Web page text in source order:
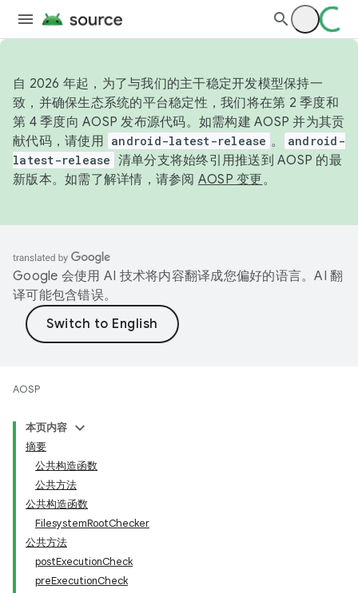
自 2026 年起，为了与我们的主干稳定开发模型保持一
致，并确保生态系统的平台稳定性，我们将在第 2 季度和
第 4 季度向 AOSP 发布源代码。如需构建 AOSP 并为其贡
献代码，请使用 android-latest-release 。
android-
latest-release 清单分支将始终引用推送到 AOSP 的最
新版本。如需了解详情，请参阅 AOSP 变更。
Google 会使用 AI 技术将内容翻译成您偏好的语言。AI 翻
译可能包含错误。
AOSP
本页内容
摘要
公共构造函数
公共方法
公共构造函数
FilesystemRootChecker
公共方法
postExecutionCheck
preExecutionCheck